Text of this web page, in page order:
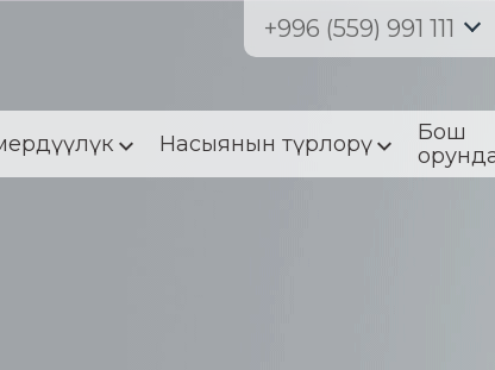
+996 (559) 991 111
Насыянын түрлорү
Бош